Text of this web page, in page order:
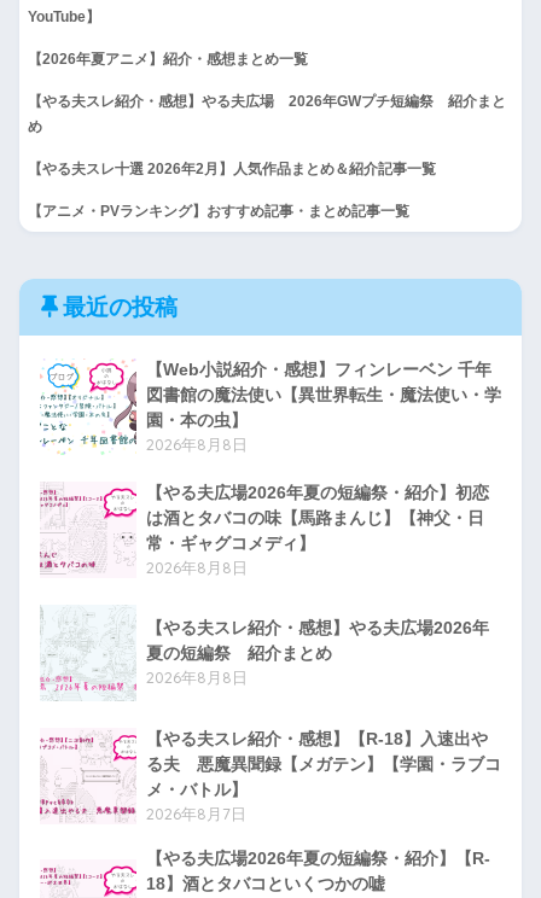
YouTube】
【2026年夏アニメ】紹介・感想まとめ一覧
【やる夫スレ紹介・感想】やる夫広場 2026年GWプチ短編祭 紹介まと
め
【やる夫スレ十選 2026年2月】人気作品まとめ＆紹介記事一覧
【アニメ・PVランキング】おすすめ記事・まとめ記事一覧
最近の投稿
【Web小説紹介・感想】フィンレーベン 千年
図書館の魔法使い【異世界転生・魔法使い・学
園・本の虫】
2026年8月8日
【やる夫広場2026年夏の短編祭・紹介】初恋
は酒とタバコの味【馬路まんじ】【神父・日
常・ギャグコメディ】
2026年8月8日
【やる夫スレ紹介・感想】やる夫広場2026年
夏の短編祭 紹介まとめ
2026年8月8日
【やる夫スレ紹介・感想】【R-18】入速出や
る夫 悪魔異聞録【メガテン】【学園・ラブコ
メ・バトル】
2026年8月7日
【やる夫広場2026年夏の短編祭・紹介】【R-
18】酒とタバコといくつかの嘘